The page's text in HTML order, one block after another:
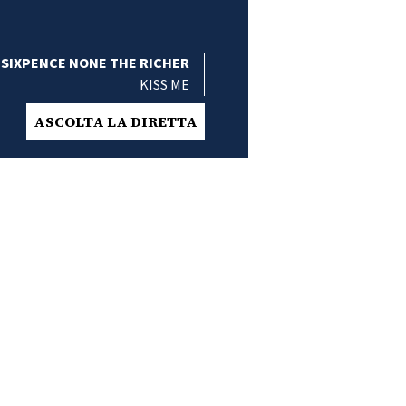
SIXPENCE NONE THE RICHER
KISS ME
ASCOLTA LA DIRETTA